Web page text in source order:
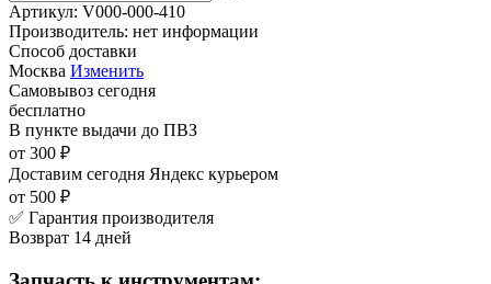
Артикул: V000-000-410
Производитель: нет информации
Способ доставки
Москва Изменить
Самовывоз сегодня
бесплатно
В пункте выдачи до ПВЗ
от 300 ₽
Доставим сегодня Яндекс курьером
от 500 ₽
✅ Гарантия производителя
Возврат 14 дней